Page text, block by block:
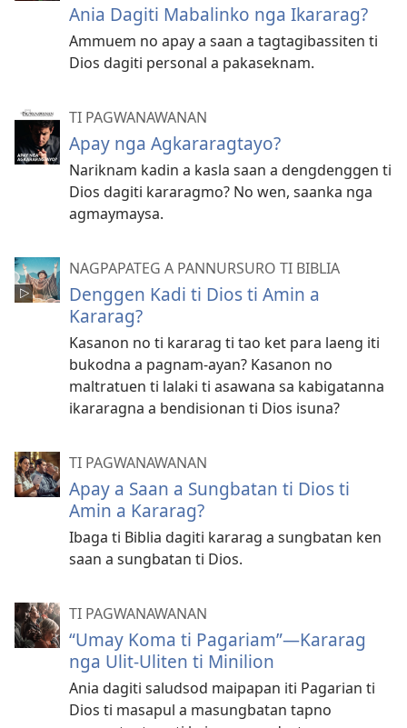
Ania Dagiti Mabalinko nga Ikararag?
Ammuem no apay a saan a tagtagibassiten ti
Dios dagiti personal a pakaseknam.
TI PAGWANAWANAN
Apay nga Agkararagtayo?
Nariknam kadin a kasla saan a dengdenggen ti
Dios dagiti kararagmo? No wen, saanka nga
agmaymaysa.
NAGPAPATEG A PANNURSURO TI BIBLIA
Denggen Kadi ti Dios ti Amin a
Kararag?
Kasanon no ti kararag ti tao ket para laeng iti
bukodna a pagnam-ayan? Kasanon no
maltratuen ti lalaki ti asawana sa kabigatanna
ikararagna a bendisionan ti Dios isuna?
TI PAGWANAWANAN
Apay a Saan a Sungbatan ti Dios ti
Amin a Kararag?
Ibaga ti Biblia dagiti kararag a sungbatan ken
saan a sungbatan ti Dios.
TI PAGWANAWANAN
“Umay Koma ti Pagariam”—Kararag
nga Ulit-Uliten ti Minilion
Ania dagiti saludsod maipapan iti Pagarian ti
Dios ti masapul a masungbatan tapno